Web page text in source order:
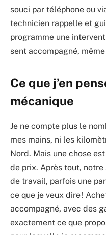
souci par téléphone ou
technicien rappelle et
programme une
sent accompagné,
Ce que j’en
mécanique
Je ne compte plus le
mes mains, ni les
Nord. Mais une chose
de prix. Après tout, notre
de travail, parfois une
ce que je veux dire !
accompagné, avec des
exactement ce que